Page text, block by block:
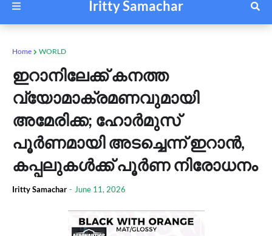
Iritty Samachar
Home WORLD
ഇറാനിലേക്ക് കനത്ത
വ്യോമാക്രമണവുമായി
അമേരിക്ക; ഹോർമുസ്
പൂർണമായി അടച്ചെന്ന് ഇറാൻ,
കപ്പലുകൾക്ക് പൂർണ നിരോധനം
Iritty Samachar - June 11, 2026